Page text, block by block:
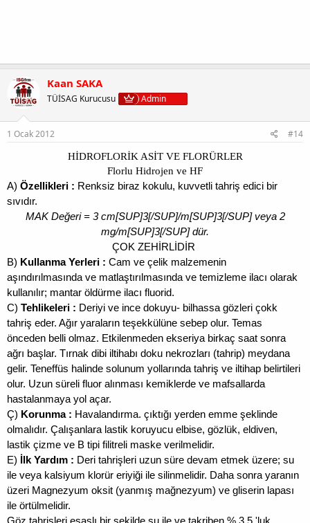
Kaan SAKA
TÜİSAG Kurucusu Admin
1 Ocak 2012 #14
HİDROFLORİK ASİT VE FLORÜRLER
Florlu Hidrojen ve HF
A) Özellikleri : Renksiz biraz kokulu, kuvvetli tahriş edici bir
sıvıdır.
MAK Değeri = 3 cm[SUP]3[/SUP]/m[SUP]3[/SUP] veya 2
mg/m[SUP]3[/SUP] dür.
ÇOK ZEHİRLİDİR
B) Kullanma Yerleri : Cam ve çelik malzemenin
aşındırılmasında ve matlaştırılmasında ve temizleme ilacı olarak
kullanılır; mantar öldürme ilacı fluorid.
C) Tehlikeleri : Deriyi ve ince dokuyu- bilhassa gözleri çokk
tahriş eder. Ağır yaraların teşekkülüne sebep olur. Temas
önceden belli olmaz. Etkilenmeden ekseriya birkaç saat sonra
ağrı başlar. Tırnak dibi iltihabı doku nekrozları (tahrip) meydana
gelir. Teneffüs halinde solunum yollarında tahriş ve iltihap belirtileri
olur. Uzun süreli fluor alınması kemiklerde ve mafsallarda
hastalanmaya yol açar.
Ç) Korunma : Havalandırma. çıktığı yerden emme şeklinde
olmalıdır. Çalışanlara lastik koruyucu elbise, gözlük, eldiven,
lastik çizme ve B tipi filitreli maske verilmelidir.
E) İlk Yardım : Deri tahrişleri uzun süre devam etmek üzere; su
ile veya kalsiyum klorür eriyiği ile silinmelidir. Daha sonra yaranın
üzeri Magnezyum oksit (yanmış mağnezyum) ve gliserin lapası
ile örtülmelidir.
Göz tahrişleri esaslı bir şekilde su ile ve takriben % 3.5 'luk